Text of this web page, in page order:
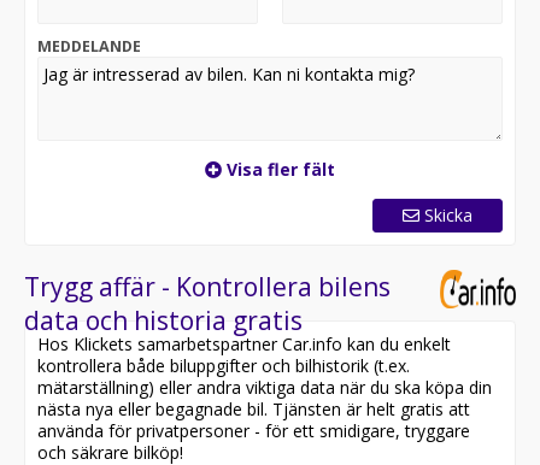
MEDDELANDE
Visa fler fält
Skicka
Trygg affär - Kontrollera bilens
data och historia gratis
Hos Klickets samarbetspartner Car.info kan du enkelt
kontrollera både biluppgifter och bilhistorik (t.ex.
mätarställning) eller andra viktiga data när du ska köpa din
nästa nya eller begagnade bil. Tjänsten är helt gratis att
använda för privatpersoner - för ett smidigare, tryggare
och säkrare bilköp!